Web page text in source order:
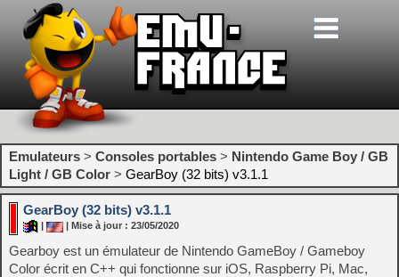
Emulateurs > Consoles portables > Nintendo Game Boy / GB
Light / GB Color > GearBoy (32 bits) v3.1.1
GearBoy (32 bits) v3.1.1
| Mise à jour : 23/05/2020
Gearboy est un émulateur de Nintendo GameBoy / Gameboy
Color écrit en C++ qui fonctionne sur iOS, Raspberry Pi, Mac,